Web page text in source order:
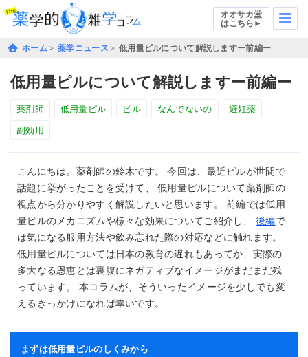
オオサカ堂
はこちら►
ホーム 薬学ニュース 低用量ピルについて解説しますー前編ー
低用量ピルについて解説しますー前編ー
薬剤師 低用量ピル ピル なんでないの
避妊薬
副効用
こんにちは。薬剤師の鈴木です。 今回は、最近ピルが世間で
話題に挙がったことを受けて、 低用量ピルについて薬剤師の
視点から分かりやすく解説したいと思います。 前編では低用
量ピルのメカニズムや様々な効果についてご紹介し、 後編で
は気になる服用方法や飲み忘れた際の対応などに触れます。
低用量ピルについては日本の教育の遅れもあってか、実際の
多大なる恩恵とは裏腹にネガティブなイメージがまだまだ残
っています。 本コラムが、そういったイメージを少しでも変
えるきっかけになれば幸いです。
まずは低用量ピルのしくみから